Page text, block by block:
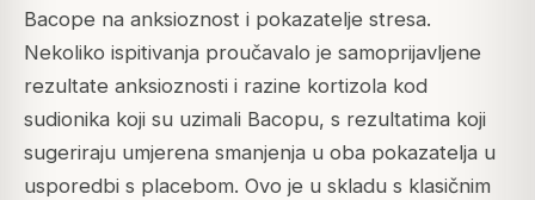
Bacope na anksioznost i pokazatelje stresa.
Nekoliko ispitivanja proučavalo je samoprijavljene
rezultate anksioznosti i razine kortizola kod
sudionika koji su uzimali Bacopu, s rezultatima koji
sugeriraju umjerena smanjenja u oba pokazatelja u
usporedbi s placebom. Ovo je u skladu s klasičnim